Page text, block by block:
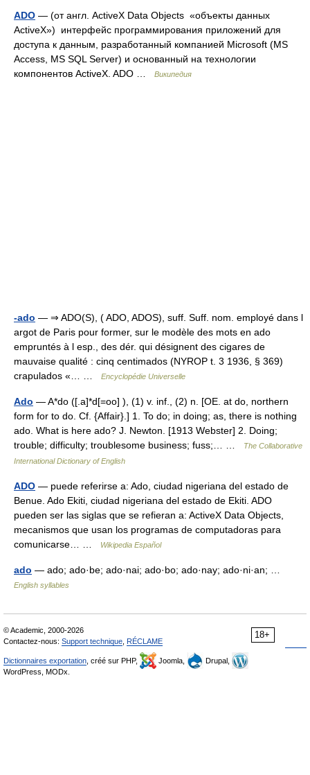
ADO — (от англ. ActiveX Data Objects «объекты данных
ActiveX») интерфейс программирования приложений для
доступа к данным, разработанный компанией Microsoft (MS
Access, MS SQL Server) и основанный на технологии
компонентов ActiveX. ADO …
Википедия
-ado — ⇒ ADO(S), ( ADO, ADOS), suff. Suff. nom. employé dans l
argot de Paris pour former, sur le modèle des mots en ado
empruntés à l esp., des dér. qui désignent des cigares de
mauvaise qualité : cinq centimados (NYROP t. 3 1936, § 369)
crapulados «… …
Encyclopédie Universelle
Ado — A*do ([.a]*d[=oo] ), (1) v. inf., (2) n. [OE. at do, northern
form for to do. Cf. {Affair}.] 1. To do; in doing; as, there is nothing
ado. What is here ado? J. Newton. [1913 Webster] 2. Doing;
trouble; difficulty; troublesome business; fuss;… …
The Collaborative
International Dictionary of English
ADO — puede referirse a: Ado, ciudad nigeriana del estado de
Benue. Ado Ekiti, ciudad nigeriana del estado de Ekiti. ADO
pueden ser las siglas que se refieran a: ActiveX Data Objects,
mecanismos que usan los programas de computadoras para
comunicarse… …
Wikipedia Español
ado — ado; ado·be; ado·nai; ado·bo; ado·nay; ado·ni·an; …
English syllables
18+
© Academic, 2000-2026
Contactez-nous: Support technique RÉCLAME
Dictionnaires exportation , créé sur PHP, Joomla,
Drupal,
WordPress, MODx.